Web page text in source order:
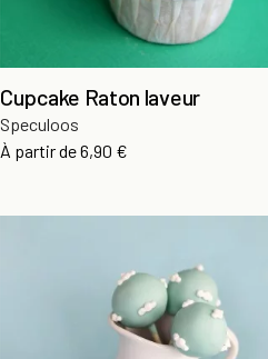
Cupcake Raton laveur
Speculoos
À partir dePrix
6,90 €